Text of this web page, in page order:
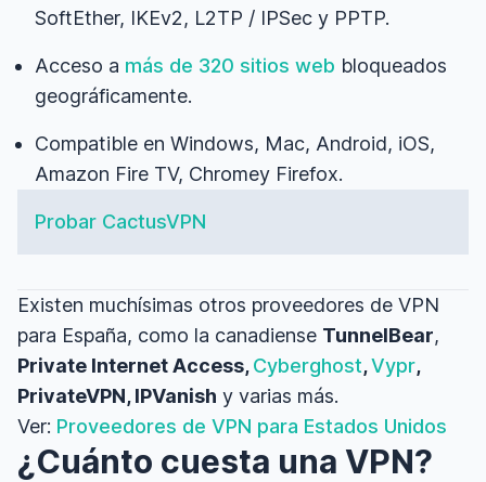
SoftEther, IKEv2, L2TP / IPSec y PPTP.
Acceso a más de 320 sitios web bloqueados
geográficamente.
Compatible en Windows, Mac, Android, iOS,
Amazon Fire TV, Chromey Firefox.
Probar CactusVPN
Existen muchísimas otros proveedores de VPN
para España, como la canadiense TunnelBear,
Private Internet Access,Cyberghost,Vypr,
PrivateVPN, IPVanish y varias más.
Ver: Proveedores de VPN para Estados Unidos
¿Cuánto cuesta una VPN?